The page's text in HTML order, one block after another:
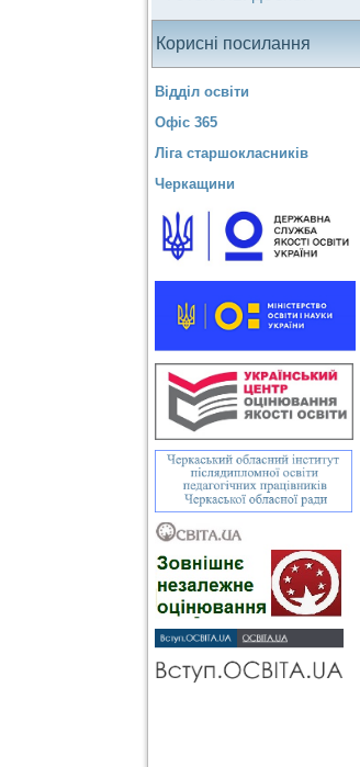
Корисні посилання
Відділ освіти
Офіс 365
Ліга старшокласників
Черкащини